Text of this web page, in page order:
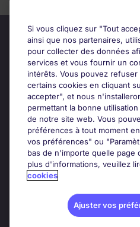
Candidats
Entreprises
Contact
Les avis Google
Si vous cliquez sur "Tout
ainsi que nos partenaires,
pour collecter des données
services et vous fournir un
intérêts. Vous pouvez refuser
certains cookies en cliquant
accepter", et nous
permettant la bonne
de notre site web. Vous
préférences à tout moment
vos préférences" ou
bas de n'importe quelle page
plus d'informations, veuillez
cookies
Ajuster vos